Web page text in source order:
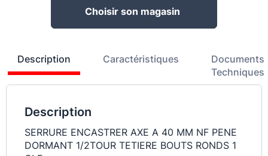
Choisir son magasin
Description Caractéristiques
Documents
Techniques
Description
SERRURE ENCASTRER AXE A 40 MM NF PENE
DORMANT 1/2TOUR TETIERE BOUTS RONDS 1